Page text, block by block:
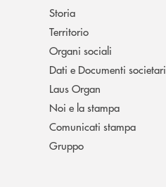
Storia
Territorio
Organi sociali
Dati e Documenti societari
Laus Organ
Noi e la stampa
Comunicati stampa
Gruppo